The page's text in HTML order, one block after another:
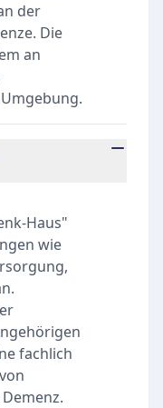
der
Die
an
Haus"
wie
fachlich